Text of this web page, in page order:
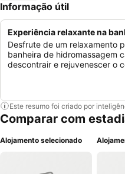
Informação útil
Experiência relaxante na
Desfrute de um relaxamento
banheira de hidromassagem
descontrair e rejuvenescer o
Este resumo foi criado por
Comparar com
Alojamento selecionado